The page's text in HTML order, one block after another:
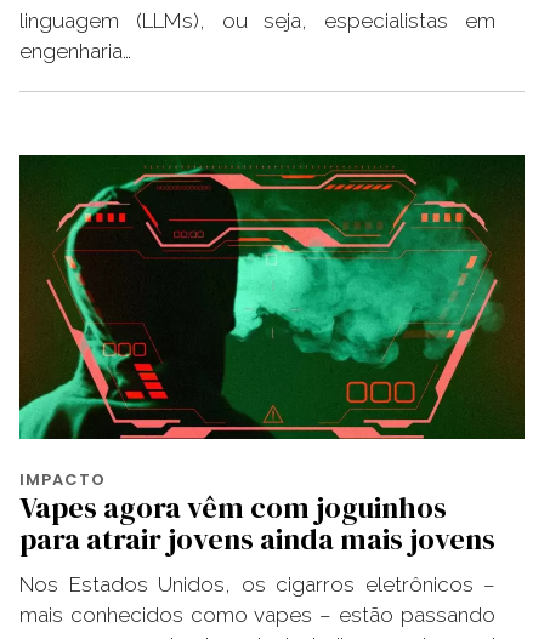
linguagem (LLMs), ou seja, especialistas em
engenharia…
IMPACTO
Vapes agora vêm com joguinhos
para atrair jovens ainda mais jovens
Nos Estados Unidos, os cigarros eletrônicos –
mais conhecidos como vapes – estão passando